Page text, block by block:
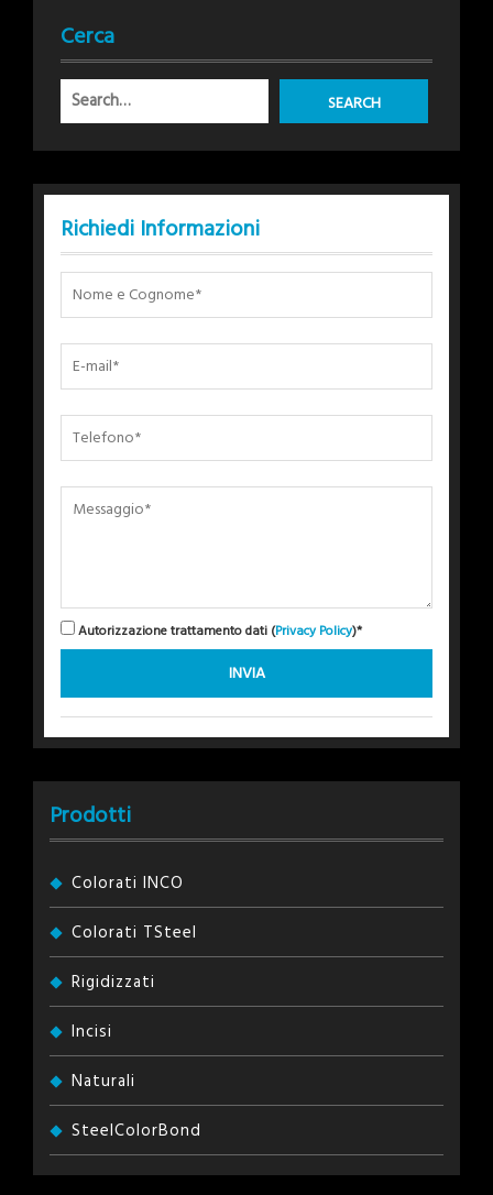
Cerca
Richiedi Informazioni
Autorizzazione trattamento dati (Privacy Policy)*
Prodotti
Colorati INCO
Colorati TSteel
Rigidizzati
Incisi
Naturali
SteelColorBond